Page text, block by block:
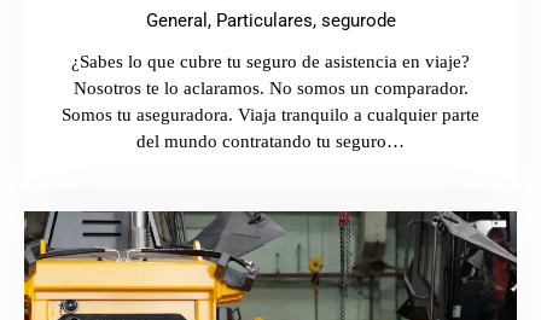
General, Particulares, segurode
¿Sabes lo que cubre tu seguro de asistencia en viaje?
Nosotros te lo aclaramos. No somos un comparador.
Somos tu aseguradora. Viaja tranquilo a cualquier parte
del mundo contratando tu seguro…